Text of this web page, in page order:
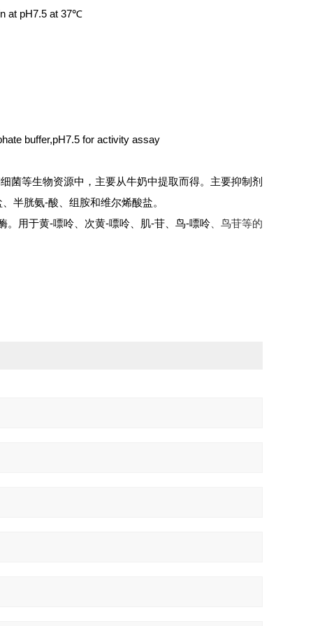
at pH7.5 at 37℃
buffer,pH7.5 for activity assay
菌等生物资源中，主要从牛奶中提取而得。主要抑制剂
半胱氨-酸、组胺和维尔烯酸盐。
。用于黄-嘌呤、次黄-嘌呤、肌-苷、鸟-嘌呤 、鸟苷等的